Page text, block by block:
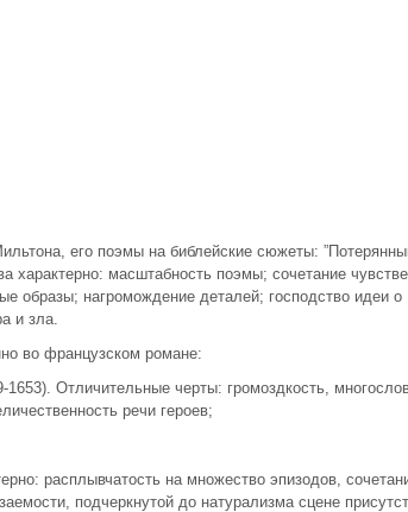
его поэмы на библейские сюжеты:
характерно: масштабность поэмы; сочетание
образы; нагромождение деталей; господство идеи о
и зла.
во французском романе:
Отличительные черты: громоздкость,
речи героев;
расплывчатость на множество эпизодов,
подчеркнутой до натурализма сцене